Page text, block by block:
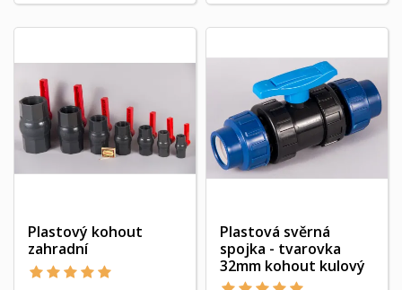
Plastový kohout
zahradní
Plastová svěrná
spojka - tvarovka
32mm kohout kulový